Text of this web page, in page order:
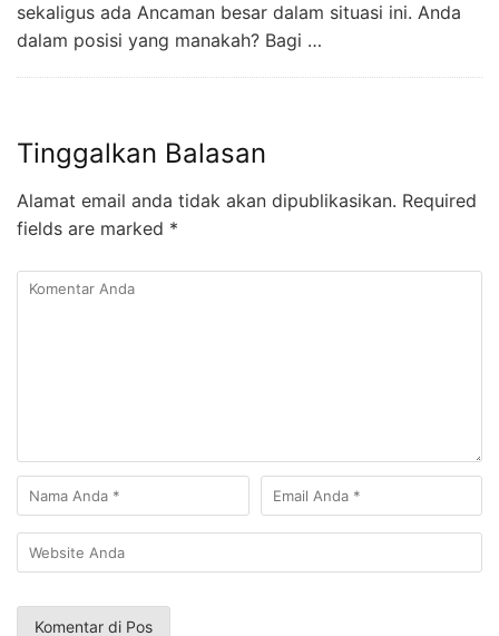
sekaligus ada Ancaman besar dalam situasi ini. Anda
dalam posisi yang manakah? Bagi …
Tinggalkan Balasan
Alamat email anda tidak akan dipublikasikan. Required
fields are marked *